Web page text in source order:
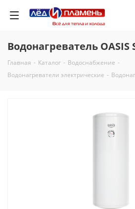
Водонагреватель OASIS
Главная - Каталог - Водоснабжение -
Водонагреватели электрические -